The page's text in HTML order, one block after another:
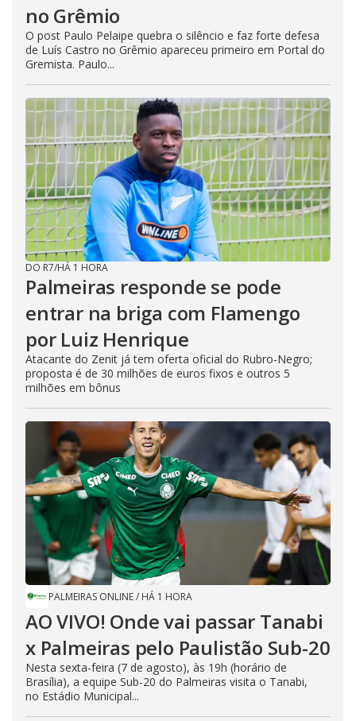
no Grêmio
O post Paulo Pelaipe quebra o silêncio e faz forte defesa
de Luís Castro no Grêmio apareceu primeiro em Portal do
Gremista. Paulo...
DO R7/HÁ 1 HORA
Palmeiras responde se pode
entrar na briga com Flamengo
por Luiz Henrique
Atacante do Zenit já tem oferta oficial do Rubro-Negro;
proposta é de 30 milhões de euros fixos e outros 5
milhões em bônus
PALMEIRAS ONLINE/ HÁ 1 HORA
AO VIVO! Onde vai passar Tanabi
x Palmeiras pelo Paulistão Sub-20
Nesta sexta-feira (7 de agosto), às 19h (horário de
Brasília), a equipe Sub-20 do Palmeiras visita o Tanabi,
no Estádio Municipal...